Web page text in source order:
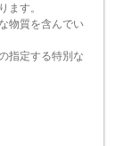
ます。
物質を含んでい
指定する特別な